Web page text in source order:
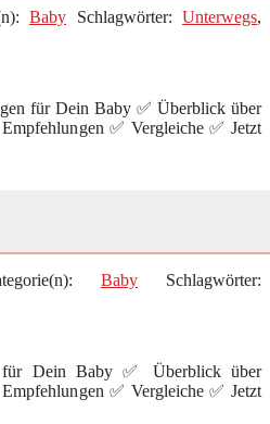
Baby Schlagwörter: Unterwegs,
für Dein Baby ✅ Überblick über
✅ Vergleiche ✅ Jetzt
Baby Schlagwörter:
für Dein Baby ✅ Überblick über
✅ Vergleiche ✅ Jetzt